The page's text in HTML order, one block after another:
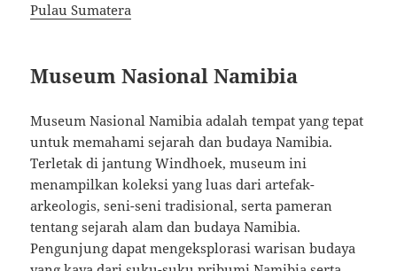
Pulau Sumatera
Museum Nasional Namibia
Museum Nasional Namibia adalah tempat yang tepat
untuk memahami sejarah dan budaya Namibia.
Terletak di jantung Windhoek, museum ini
menampilkan koleksi yang luas dari artefak-
arkeologis, seni-seni tradisional, serta pameran
tentang sejarah alam dan budaya Namibia.
Pengunjung dapat mengeksplorasi warisan budaya